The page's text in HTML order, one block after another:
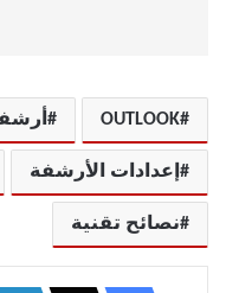
OUTLOOK
إعدادات الأرشفة
نصائح تقنية